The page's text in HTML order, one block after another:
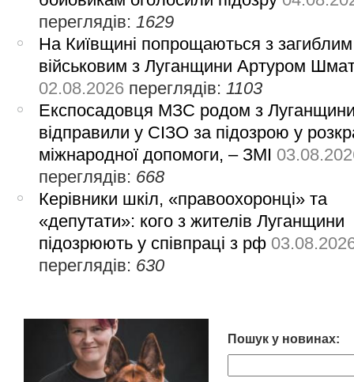
переглядів:1629
На Київщині попрощаються з загиблим
військовим з Луганщини Артуром
02.08.2026 переглядів:1103
Експосадовця МЗС родом з
відправили у СІЗО за підозрою у
міжнародної допомоги, – ЗМІ
переглядів: 668
Керівники шкіл, «правоохоронці» та
«депутати»: кого з жителів Луганщини
підозрюють у співпраці з рф
переглядів: 630
Пошук у новинах: